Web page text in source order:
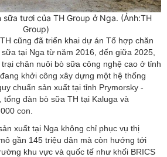
tươi của TH Group ở Nga. (Ảnh:TH
Group)
cũng đã triển khai dự án Tổ hợp chăn
tại Nga từ năm 2016, đến giữa 2025,
chăn nuôi bò sữa công nghệ cao ở tỉnh
khởi công xây dựng một hệ thống
chuẩn sản xuất tại tỉnh Prymorsky -
đàn bò sữa TH tại Kaluga và
con.
xuất tại Nga không chỉ phục vụ thị
gần 145 triệu dân mà còn hướng tới
khu vực và quốc tế như khối BRICS